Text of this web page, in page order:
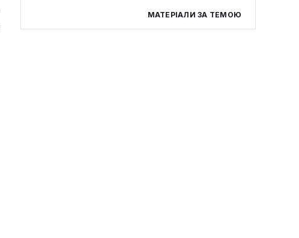
МАТЕРІАЛИ ЗА ТЕМОЮ